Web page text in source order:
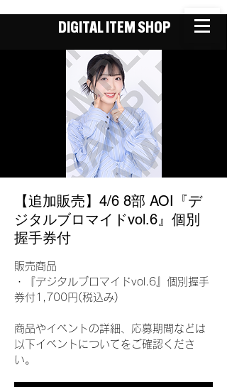
DIGITAL ITEM SHOP
【追加販売】4/6 8部 AOI『デ
ジタルブロマイドvol.6』個別
握手券付
販売商品
・『デジタルブロマイドvol.6』個別握手
券付1,700円(税込み)
商品やイベントの詳細、応募期間などは
以下イベントについてをご確認くださ
い。